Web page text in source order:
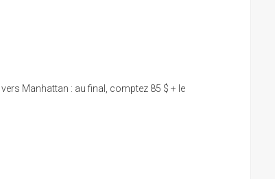
Manhattan : au final, comptez 85 $ + le